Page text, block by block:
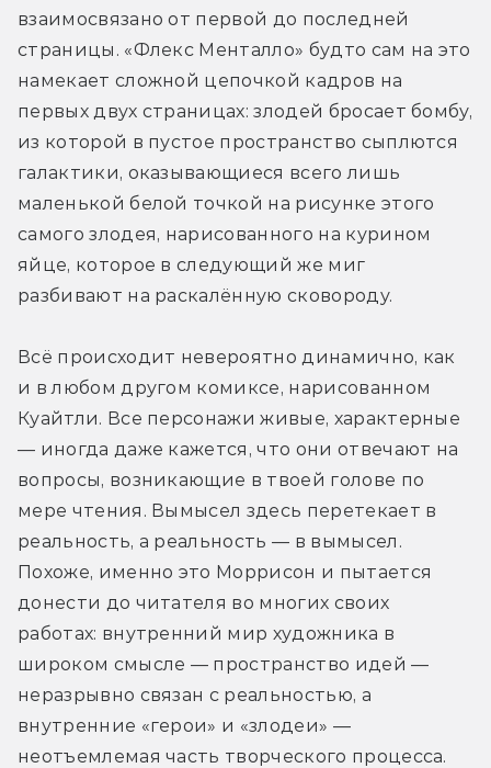
взаимосвязано от первой до последней
страницы. «Флекс Менталло» будто сам на это
намекает сложной цепочкой кадров на
первых двух страницах: злодей бросает бомбу,
из которой в пустое пространство сыплются
галактики, оказывающиеся всего лишь
маленькой белой точкой на рисунке этого
самого злодея, нарисованного на курином
яйце, которое в следующий же миг
разбивают на раскалённую сковороду.
Всё происходит невероятно динамично, как
и в любом другом комиксе, нарисованном
Куайтли. Все персонажи живые, характерные
— иногда даже кажется, что они отвечают на
вопросы, возникающие в твоей голове по
мере чтения. Вымысел здесь перетекает в
реальность, а реальность — в вымысел.
Похоже, именно это Моррисон и пытается
донести до читателя во многих своих
работах: внутренний мир художника в
широком смысле — пространство идей —
неразрывно связан с реальностью, а
внутренние «герои» и «злодеи» —
неотъемлемая часть творческого процесса.